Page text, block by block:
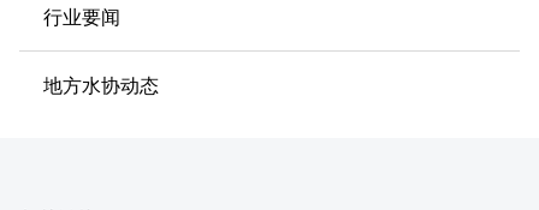
行业要闻
地方水协动态